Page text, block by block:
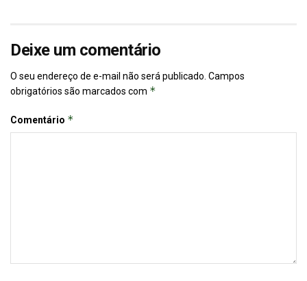
Deixe um comentário
O seu endereço de e-mail não será publicado. Campos
obrigatórios são marcados com *
Comentário *